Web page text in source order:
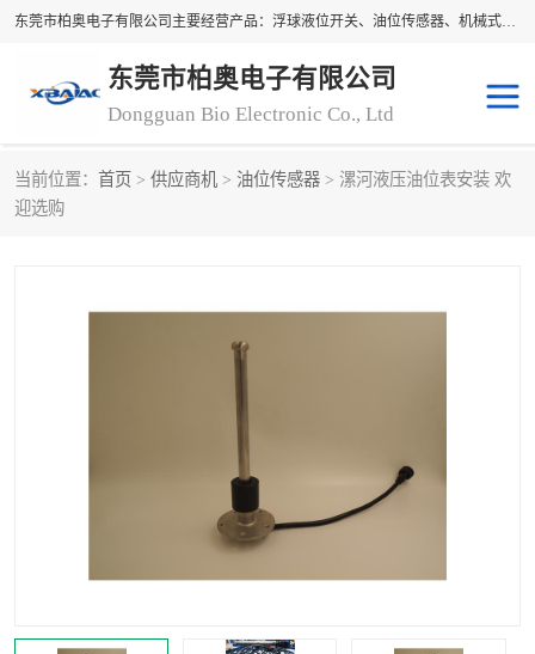
东莞市柏奥电子有限公司主要经营产品：浮球液位开关、油位传感器、机械式油表、浮球液位计、水位控制浮球阀、料位开关，水流开关、油水位控制配套仪表等。柏奥电子，您可信赖的合作伙伴
东莞市柏奥电子有限公司
Dongguan Bio Electronic Co., Ltd
当前位置： 首页 > 供应商机 > 油位传感器 > 漯河液压油位表安装 欢
迎选购
浮球液位开关